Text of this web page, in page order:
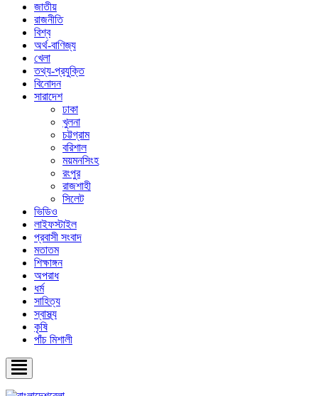
জাতীয়
রাজনীতি
বিশ্ব
অর্থ-বাণিজ্য
খেলা
তথ্য-প্রযুক্তি
বিনোদন
সারাদেশ
ঢাকা
খুলনা
চট্টগ্রাম
বরিশাল
ময়মনসিংহ
রংপুর
রাজশাহী
সিলেট
ভিডিও
লাইফস্টাইল
প্রবাসী সংবাদ
মতাতম
শিক্ষাঙ্গন
অপরাধ
ধর্ম
সাহিত্য
স্বাস্থ্য
কৃষি
পাঁচ মিশালী